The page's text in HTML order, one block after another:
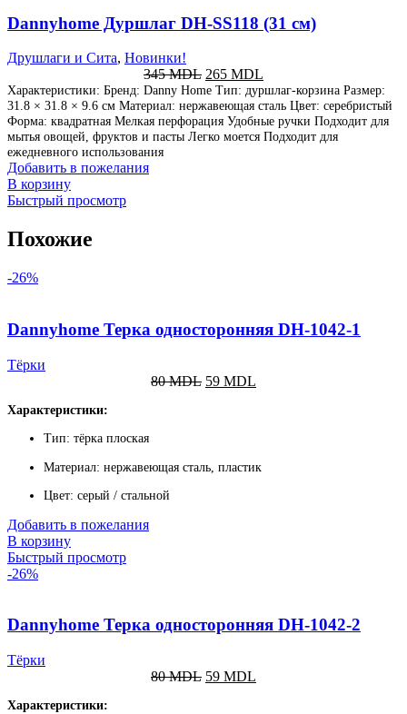
Dannyhome Дуршлаг DH-SS118 (31 см)
Друшлаги и Сита, Новинки!
345MDL 265 MDL
Характеристики: Бренд: Danny Home Тип: дуршлаг-корзина Размер:
31.8 × 31.8 × 9.6 см Материал: нержавеющая сталь Цвет: серебристый
Форма: квадратная Мелкая перфорация Удобные ручки Подходит для
мытья овощей, фруктов и пасты Легко моется Подходит для
ежедневного использования
Добавить в пожелания
В корзину
Быстрый просмотр
Похожие
-26%
Dannyhome Терка односторонняя DH-1042-1
Тёрки
80MDL 59 MDL
Характеристики:
Тип: тёрка плоская
Материал: нержавеющая сталь, пластик
Цвет: серый / стальной
Добавить в пожелания
В корзину
Быстрый просмотр
-26%
Dannyhome Терка односторонняя DH-1042-2
Тёрки
80MDL 59 MDL
Характеристики: